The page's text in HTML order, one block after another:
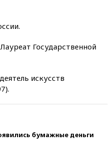
Государственной
искусств
бумажные деньги